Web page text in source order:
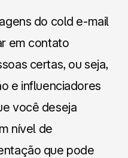
do cold e-mail
em contato
certas, ou seja,
e influenciadores
você deseja
nível de
que pode